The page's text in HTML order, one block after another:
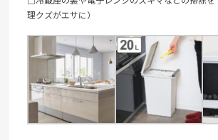
理クズがエサに）